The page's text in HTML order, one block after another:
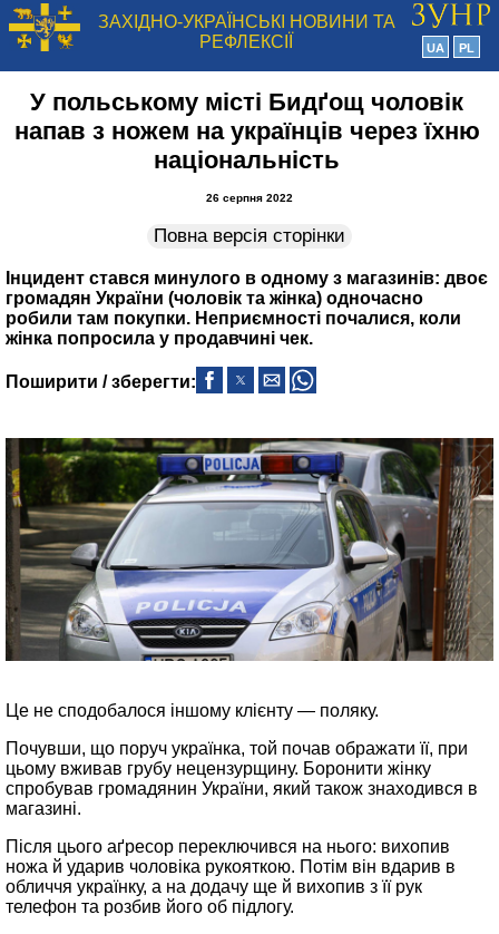
ЗАХІДНО-УКРАЇНСЬКІ НОВИНИ ТА
РЕФЛЕКСІЇ
UA PL
У польському місті Бидґощ чоловік
напав з ножем на українців через їхню
національність
26 серпня 2022
Повна версія сторінки
Інцидент стався минулого в одному з магазинів: двоє
громадян України (чоловік та жінка) одночасно
робили там покупки. Неприємності почалися, коли
жінка попросила у продавчині чек.
Поширити / зберегти:
Це не сподобалося іншому клієнту — поляку.
Почувши, що поруч українка, той почав ображати її, при
цьому вживав грубу нецензурщину. Боронити жінку
спробував громадянин України, який також знаходився в
магазині.
Після цього аґресор переключився на нього: вихопив
ножа й ударив чоловіка рукояткою. Потім він вдарив в
обличчя українку, а на додачу ще й вихопив з її рук
телефон та розбив його об підлогу.